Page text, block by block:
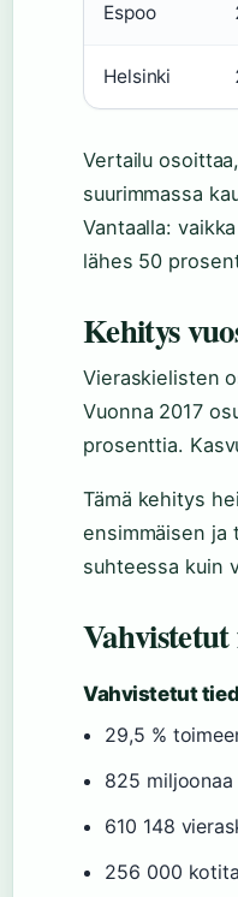
Espoo
Helsinki
Vertailu
suurimmassa
Vantaalla:
lähes 50
Kehitys
Vieraskielisten
Vuonna 2017
prosenttia.
Tämä kehitys
ensimmäisen ja
suhteessa kuin
Vahvistetut
29,5 %
825
610 148
256 000